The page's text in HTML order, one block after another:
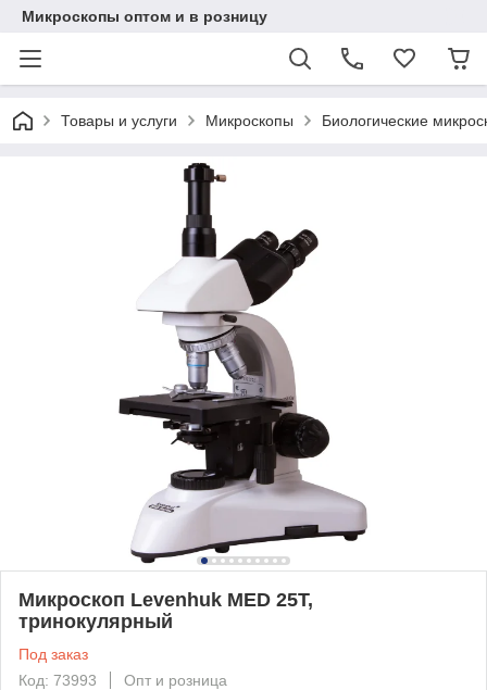
Микроскопы оптом и в розницу
Товары и услуги Микроскопы Биологические
Микроскоп Levenhuk MED 25T,
тринокулярный
Под заказ
Код: 73993
Опт и розница